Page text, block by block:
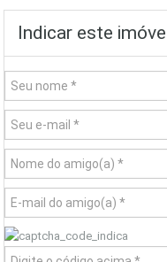
Indicar este